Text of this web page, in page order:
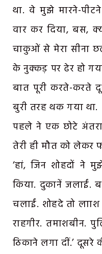
था. वे मुझे मारने-
वार कर दिया, बस,
चाकुओं से मेरा सीना
के नुक्कड़ पर ढेर हो
बात पूरी करते-करते
बुरी तरह थक गया था.
पहले ने एक छोटे
तेरी ही मौत को लेकर
‘हां, जिन शोहदों ने
किया. दुकानें जलाईं.
चलाईं. शोहदे तो
राहगीर. तमाशबीन.
ठिकाने लगा दीं.’